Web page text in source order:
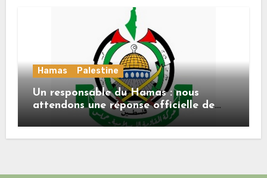
Hamas Palestine
Un responsable du Hamas : nous
attendons une réponse officielle de
Mladenov concernant la feuille de
route de la deuxième phase de l’accord